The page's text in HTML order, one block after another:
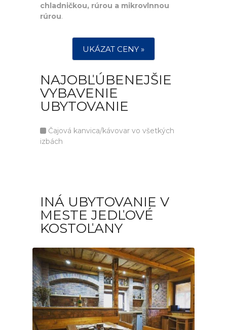
chladničkou, rúrou a mikrovlnnou
rúrou.
UKÁZAT CENY »
NAJOBĽÚBENEJŠIE
VYBAVENIE
UBYTOVANIE
Čajová kanvica/kávovar vo všetkých
izbách
INÁ UBYTOVANIE V
MESTE JEDĽOVÉ
KOSTOĽANY